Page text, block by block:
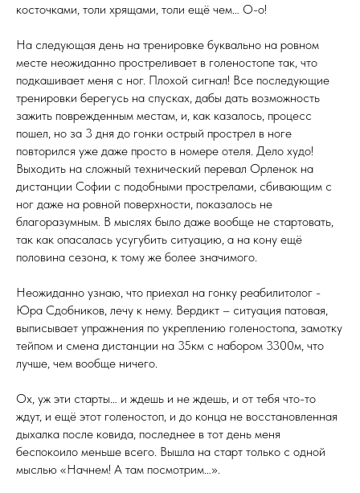
косточками, толи хрящами, толи ещё чем… О-о!
На следующая день на тренировке буквально на ровном
месте неожиданно простреливает в голеностопе так, что
подкашивает меня с ног. Плохой сигнал! Все последующие
тренировки берегусь на спусках, дабы дать возможность
зажить поврежденным местам, и, как казалось, процесс
пошел, но за 3 дня до гонки острый прострел в ноге
повторился уже даже просто в номере отеля. Дело худо!
Выходить на сложный технический перевал Орленок на
дистанции Софии с подобными прострелами, сбивающим с
ног даже на ровной поверхности, показалось не
благоразумным. В мыслях было даже вообще не стартовать,
так как опасалась усугубить ситуацию, а на кону ещё
половина сезона, к тому же более значимого.
Неожиданно узнаю, что приехал на гонку реабилитолог -
Юра Сдобников, лечу к нему. Вердикт – ситуация патовая,
выписывает упражнения по укреплению голеностопа, замотку
тейпом и смена дистанции на 35км с набором 3300м, что
лучше, чем вообще ничего.
Ох, уж эти старты… и ждешь и не ждешь, и от тебя что-то
ждут, и ещё этот голеностоп, и до конца не восстановленная
дыхалка после ковида, последнее в тот день меня
беспокоило меньше всего. Вышла на старт только с одной
мыслью «Начнем! А там посмотрим…».